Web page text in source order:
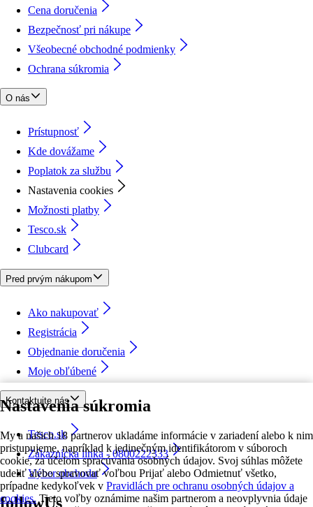
Nastavenia súkromia
My a našich 18 partnerov ukladáme informácie v zariadení alebo k nim
pristupujeme, napríklad k jedinečným identifikátorom v súboroch
cookie, za účelom spracúvania osobných údajov. Svoj súhlas môžete
udeliť alebo spravovať voľbou Prijať alebo Odmietnuť všetko,
prípadne kedykoľvek v Pravidlách pre ochranu osobných údajov a
cookies. Tieto voľby oznámime našim partnerom a neovplyvnia údaje
Cena doručenia
Bezpečnosť pri nákupe
Všeobecné obchodné podmienky
Ochrana súkromia
O nás
Prístupnosť
Kde dovážame
Poplatok za službu
Nastavenia cookies
Možnosti platby
Tesco.sk
Clubcard
Pred prvým nákupom
Ako nakupovať
Registrácia
Objednanie doručenia
Moje obľúbené
Kontaktujte nás
Tesco.sk
Zákaznícka linka - 0800222333
Výber obchodu
followUs